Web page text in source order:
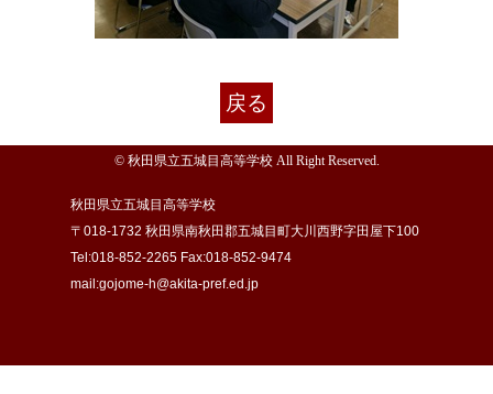
戻る
© 秋田県立五城目高等学校 All Right Reserved.
秋田県立五城目高等学校
〒018-1732 秋田県南秋田郡五城目町大川西野字田屋下100
Tel:018-852-2265 Fax:018-852-9474
mail:gojome-h@akita-pref.ed.jp